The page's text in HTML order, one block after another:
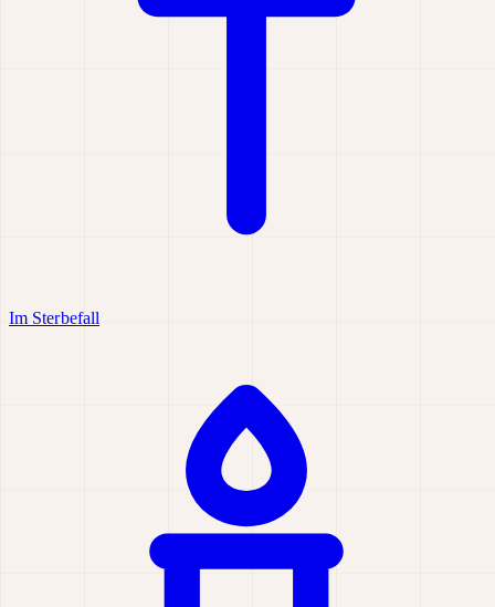
Im Sterbefall